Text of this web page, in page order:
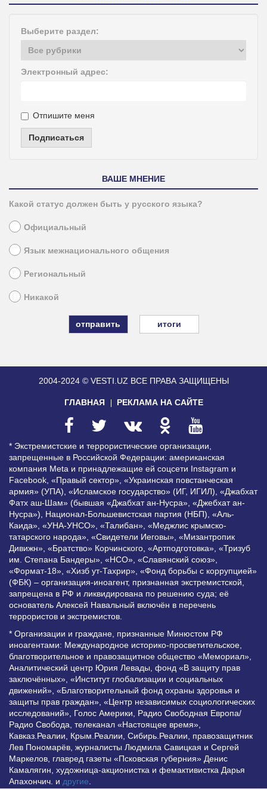
Выберите раздел:
Электронный адрес:
Отпишите меня
Подписаться
ВАШЕ МНЕНИЕ
Какой статус должен быть у русского языка?
Официальный
Язык межнационального общения
Региональный
Никакой
итоги
2004-2024 © VESTI.UZ ВСЕ ПРАВА ЗАЩИЩЕНЫ
ГЛАВНАЯ РЕКЛАМА НА САЙТЕ
* Экстремистские и террористические организации,
запрещенные в Российской Федерации: американская
компания Meta и принадлежащие ей соцсети Instagram и
Facebook, «Правый сектор», «Украинская повстанческая
армия» (УПА), «Исламское государство» (ИГ, ИГИЛ), «Джабхат
Фатх аш-Шам» (бывшая «Джабхат ан-Нусра», «Джебхат ан-
Нусра»), Национал-Большевистская партия (НБП), «Аль-
Каида», «УНА-УНСО», «Талибан», «Меджлис крымско-
татарского народа», «Свидетели Иеговы», «Мизантропик
Дивижн», «Братство» Корчинского, «Артподготовка», «Тризуб
им. Степана Бандеры», «НСО», «Славянский союз»,
«Формат-18», «Хизб ут-Тахрир», «Фонд борьбы с коррупцией»
(ФБК) – организация-иноагент, признанная экстремистской,
запрещена в РФ и ликвидирована по решению суда; её
основатель Алексей Навальный включён в перечень
террористов и экстремистов.
* Организации и граждане, признанные Минюстом РФ
иноагентами: Международное историко-просветительское,
благотворительное и правозащитное общество «Мемориал»,
Аналитический центр Юрия Левады, фонд «В защиту прав
заключённых», «Институт глобализации и социальных
движений», «Благотворительный фонд охраны здоровья и
защиты прав граждан», «Центр независимых социологических
исследований», Голос Америки, Радио Свободная Европа/
Радио Свобода, телеканал «Настоящее время»,
Кавказ.Реалии, Крым.Реалии, Сибирь.Реалии, правозащитник
Лев Пономарёв, журналисты Людмила Савицкая и Сергей
Маркелов, главред газеты «Псковская губерния» Денис
Камалягин, художница-акционистка и фемактивистка Дарья
Апахончич. и другие